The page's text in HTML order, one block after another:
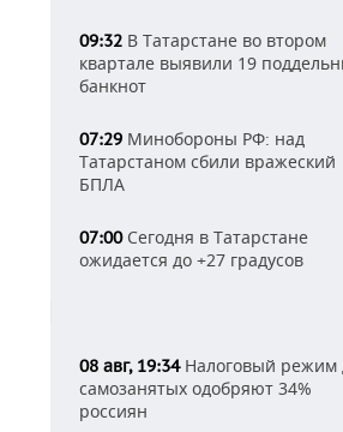
09:32 В Татарстане во втором
квартале выявили 19
банкнот
07:29 Минобороны РФ: над
Татарстаном сбили вражеский
БПЛА
07:00Сегодня в Татарстане
ожидается до +27 градусов
08 авг, 19:34Налоговый режим
самозанятых одобряют 34%
россиян